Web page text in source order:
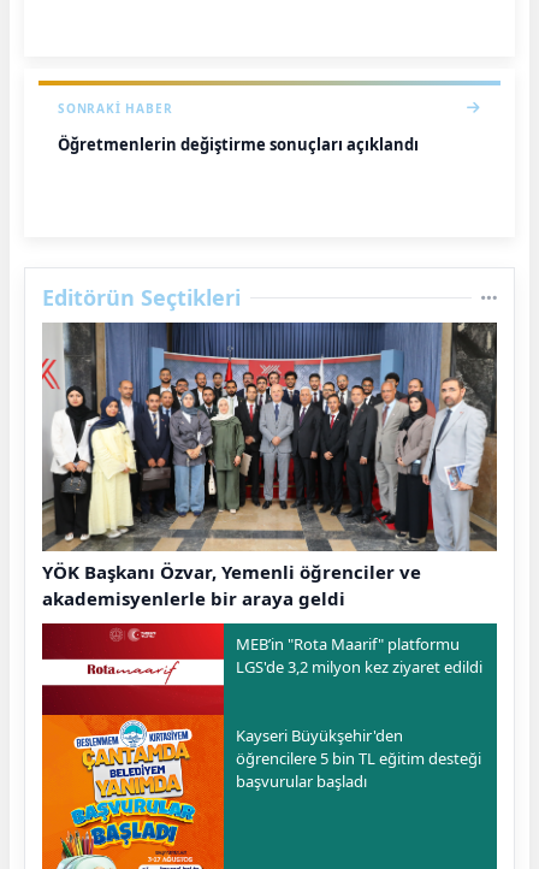
SONRAKI HABER
Öğretmenlerin değiştirme sonuçları açıklandı
Editörün Seçtikleri
YÖK Başkanı Özvar, Yemenli öğrenciler ve
akademisyenlerle bir araya geldi
MEB’in "Rota Maarif" platformu
LGS'de 3,2 milyon kez ziyaret edildi
Kayseri Büyükşehir'den
öğrencilere 5 bin TL eğitim desteği
başvurular başladı